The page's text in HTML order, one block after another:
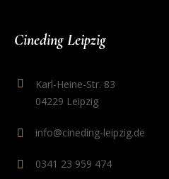
Cineding Leipzig
Karl-Heine-Str. 83
04229 Leipzig
info@cineding-leipzig.de
0341 23 959 474